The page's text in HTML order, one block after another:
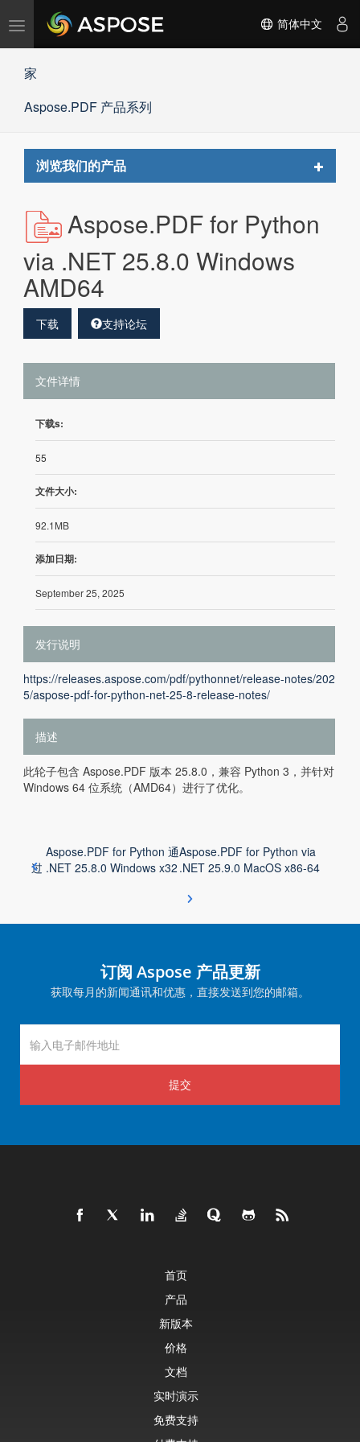
切
航
简体中文
家
Aspose.PDF 产品系列
浏览我们的产品
Toggle
Aspose.PDF for Python
via .NET 25.8.0 Windows
AMD64
下载 支持论坛
文件详情
下载s:
55
文件大小:
92.1MB
添加日期:
September 25, 2025
发行说明
https://releases.aspose.com/pdf/pythonnet/release-notes/202
5/aspose-pdf-for-python-net-25-8-release-notes/
描述
此轮子包含 Aspose.PDF 版本 25.8.0，兼容 Python 3，并针对
Windows 64 位系统（AMD64）进行了优化。
Aspose.PDF for Python 通
过 .NET 25.8.0 Windows x32
Aspose.PDF for Python via
.NET 25.9.0 MacOS x86-64
订阅 Aspose 产品更新
获取每月的新闻通讯和优惠，直接发送到您的邮箱。
提交
首页
产品
新版本
价格
文档
实时演示
免费支持